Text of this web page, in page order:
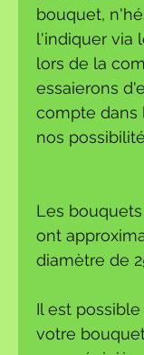
bouquet,
l'indiquer via
lors de la
essaierons
compte dans
nos
Les
ont
diamètre de
Il est
votre